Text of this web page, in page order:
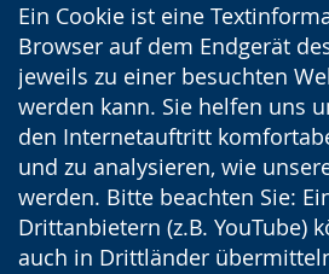
Ein Cookie ist eine
Browser auf dem Endgerät
jeweils zu einer besuchten
werden kann. Sie helfen uns
den Internetauftritt
und zu analysieren, wie
werden. Bitte beachten Sie:
Drittanbietern (z.B. YouTube)
auch in Drittländer